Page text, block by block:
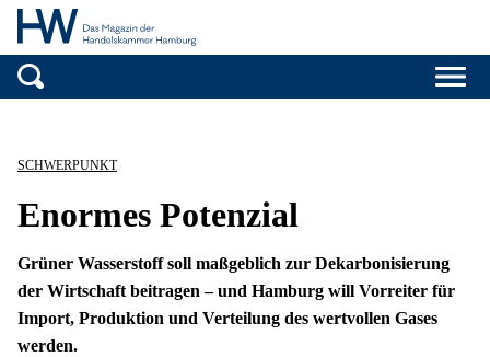
Handelskammer
SCHWERPUNKT
Enormes Potenzial
Grüner Wasserstoff soll maßgeblich zur Dekarbonisierung
der Wirtschaft beitragen – und Hamburg will Vorreiter für
Import, Produktion und Verteilung des wertvollen Gases
werden.